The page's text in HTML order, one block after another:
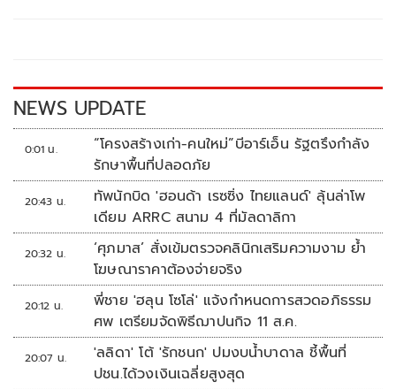
k k
NEWS UPDATE
0:01 น.
“โครงสร้างเก่า-คนใหม่”บีอาร์เอ็น รัฐตรึงกำลัง
รักษาพื้นที่ปลอดภัย
20:43 น.
ทัพนักบิด 'ฮอนด้า เรซซิ่ง ไทยแลนด์' ลุ้นล่าโพ
เดียม ARRC สนาม 4 ที่มัลดาลิกา
20:32 น.
‘ศุภมาส’ สั่งเข้มตรวจคลินิกเสริมความงาม ย้ำ
โฆษณาราคาต้องจ่ายจริง
20:12 น.
พี่ชาย 'ฮลุน โซโล่' แจ้งกำหนดการสวดอภิธรรม
ศพ เตรียมจัดพิธีฌาปนกิจ 11 ส.ค.
20:07 น.
'ลลิดา' โต้ 'รักชนก' ปมงบน้ำบาดาล ชี้พื้นที่
ปชน.ได้วงเงินเฉลี่ยสูงสุด